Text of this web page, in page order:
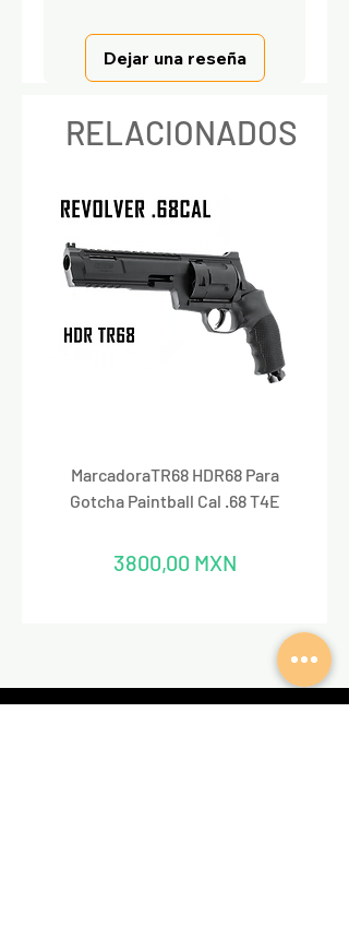
Dejar una reseña
RELACIONADOS
MarcadoraTR68 HDR68 Para
Gotcha Paintball Cal .68 T4E
Precio
3800,00 MXN